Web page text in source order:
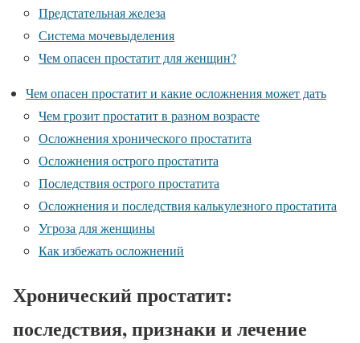
Предстательная железа
Система мочевыделения
Чем опасен простатит для женщин?
Чем опасен простатит и какие осложнения может дать
Чем грозит простатит в разном возрасте
Осложнения хронического простатита
Осложнения острого простатита
Последствия острого простатита
Осложнения и последствия калькулезного простатита
Угроза для женщины
Как избежать осложнений
Хронический простатит:
последствия, признаки и лечение